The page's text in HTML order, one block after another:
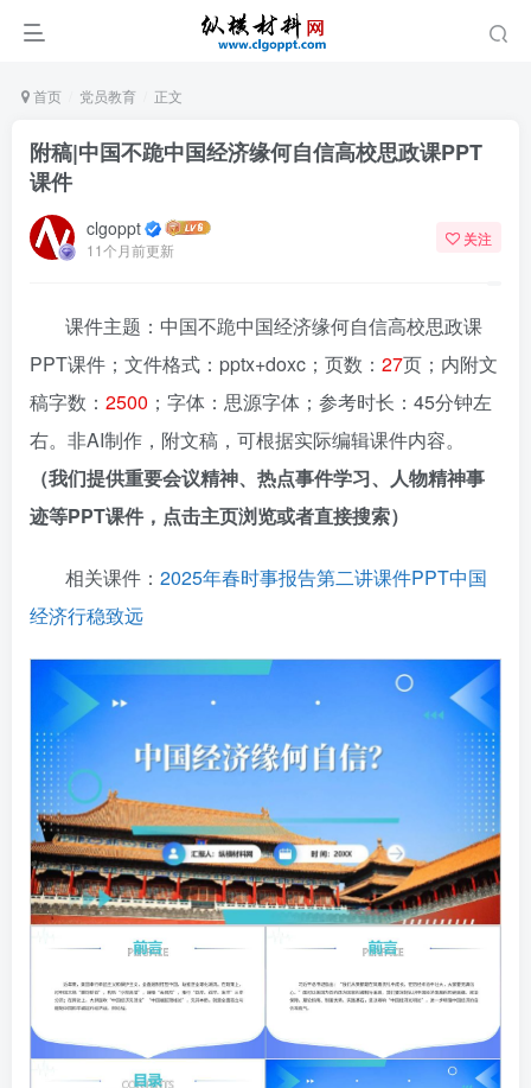
首页 党员教育 正文
附稿|中国不跪中国经济缘何自信高校思政课PPT
课件
clgoppt
11个月前更新
关注
课件主题：中国不跪中国经济缘何自信高校思政课
PPT课件；文件格式：pptx+doxc；页数： 27页；内附文
稿字数： 2500 ；字体：思源字体；参考时长：45分钟左
右。非AI制作，附文稿，可根据实际编辑课件内容。
（我们提供重要会议精神、热点事件学习、人物精神事
迹等PPT课件，点击主页浏览或者直接搜索）
相关课件： 2025年春时事报告第二讲课件PPT中国
经济行稳致远